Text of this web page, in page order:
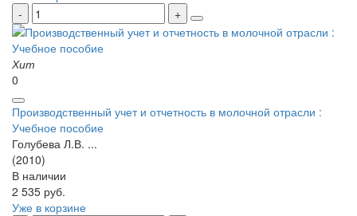
Хит
0
Производственный учет и отчетность в молочной отрасли :
Учебное пособие
Голубева Л.В. ...
(2010)
В наличии
2 535 руб.
Уже в корзине